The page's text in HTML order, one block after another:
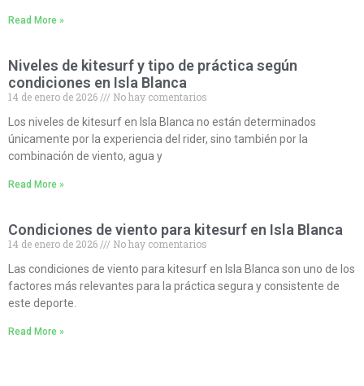
Read More »
Niveles de kitesurf y tipo de práctica según
condiciones en Isla Blanca
14 de enero de 2026
No hay comentarios
Los niveles de kitesurf en Isla Blanca no están determinados
únicamente por la experiencia del rider, sino también por la
combinación de viento, agua y
Read More »
Condiciones de viento para kitesurf en Isla Blanca
14 de enero de 2026
No hay comentarios
Las condiciones de viento para kitesurf en Isla Blanca son uno de los
factores más relevantes para la práctica segura y consistente de
este deporte.
Read More »